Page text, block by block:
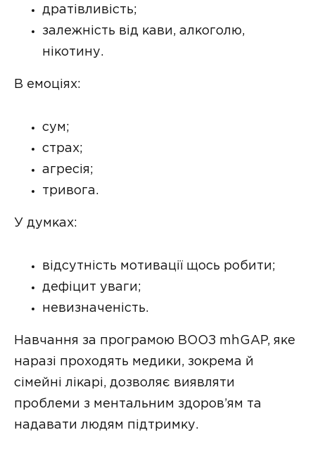
дратівливість;
залежність від кави, алкоголю,
нікотину.
В емоціях:
сум;
страх;
агресія;
тривога.
У думках:
відсутність мотивації щось робити;
дефіцит уваги;
невизначеність.
Навчання за програмою ВООЗ mhGAP, яке
наразі проходять медики, зокрема й
сімейні лікарі, дозволяє виявляти
проблеми з ментальним здоров’ям та
надавати людям підтримку.